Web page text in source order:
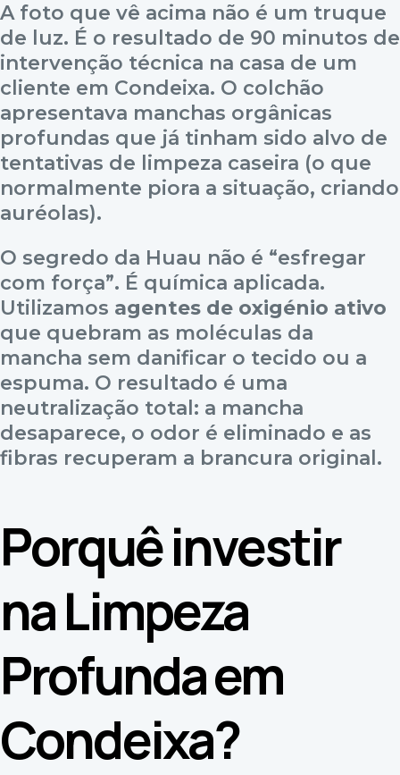
A foto que vê acima não é um truque
de luz. É o resultado de 90 minutos de
intervenção técnica na casa de um
cliente em Condeixa. O colchão
apresentava manchas orgânicas
profundas que já tinham sido alvo de
tentativas de limpeza caseira (o que
normalmente piora a situação, criando
auréolas).
O segredo da Huau não é “esfregar
com força”. É química aplicada.
Utilizamos agentes de oxigénio ativo
que quebram as moléculas da
mancha sem danificar o tecido ou a
espuma. O resultado é uma
neutralização total: a mancha
desaparece, o odor é eliminado e as
fibras recuperam a brancura original.
Porquê investir
na Limpeza
Profunda em
Condeixa?